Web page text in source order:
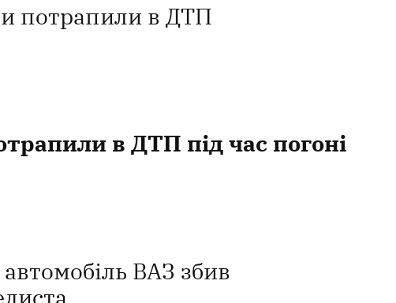
потрапили в ДТП
в ДТП під час погоні
ВАЗ збив